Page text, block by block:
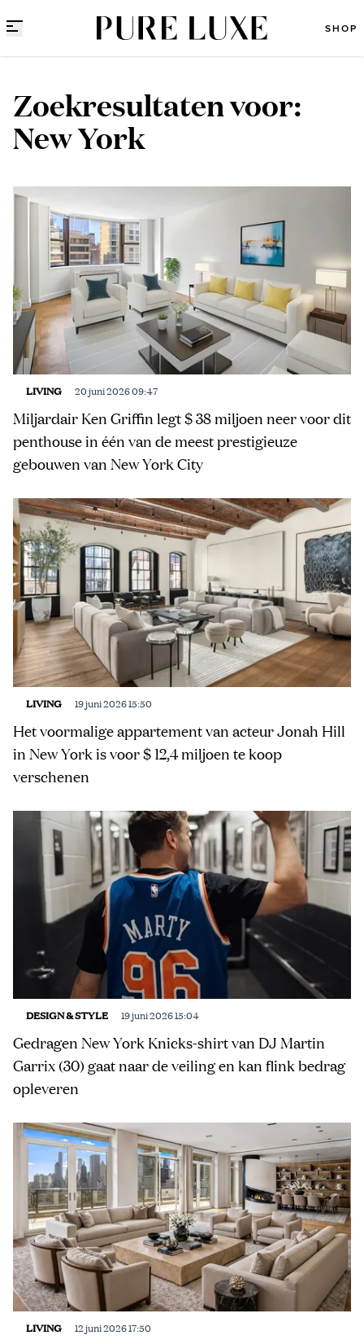
SHOP
Zoekresultaten voor:
New York
LIVING 20 juni 2026 09:47
Miljardair Ken Griffin legt $ 38 miljoen neer voor dit
penthouse in één van de meest prestigieuze
gebouwen van New York City
LIVING 19 juni 2026 15:50
Het voormalige appartement van acteur Jonah Hill
in New York is voor $ 12,4 miljoen te koop
verschenen
DESIGN & STYLE 19 juni 2026 15:04
Gedragen New York Knicks-shirt van DJ Martin
Garrix (30) gaat naar de veiling en kan flink bedrag
opleveren
LIVING 12 juni 2026 17:50